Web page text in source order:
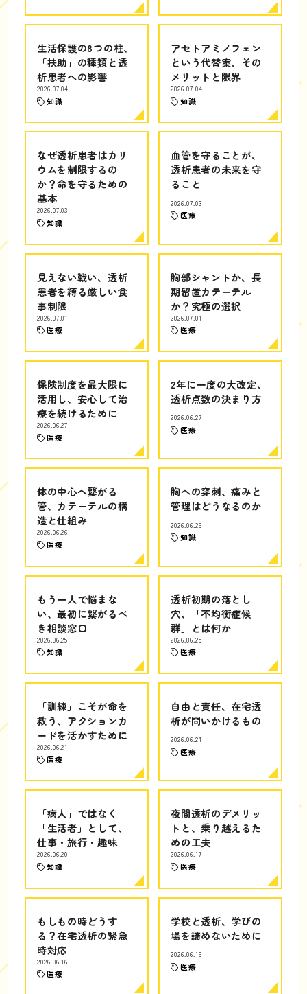
生活保護の8つの柱、
「扶助」の種類と透
析患者への影響
2026.07.04
知識
アセトアミノフェン
という代替案、その
メリットと限界
2026.07.04
知識
なぜ透析患者はカリ
ウムを制限するの
か？命を守るための
基本
2026.07.03
知識
血管を守ることが、
透析患者の未来を守
ること
2026.07.03
医療
見えない戦い、透析
患者を縛る厳しい食
事制限
2026.07.01
医療
胸部シャントか、長
期留置カテーテル
か？究極の選択
2026.07.01
医療
保険制度を最大限に
活用し、安心して治
療を続けるために
2026.06.27
医療
2年に一度の大改定、
透析点数の決まり方
2026.06.27
医療
体の中心へ繋がる
管、カテーテルの構
造と仕組み
2026.06.26
医療
胸への穿刺、痛みと
管理はどうなるのか
2026.06.26
知識
もう一人で悩まな
い、最初に繋がるべ
き相談窓口
2026.06.25
知識
透析初期の落とし
穴、「不均衡症候
群」とは何か
2026.06.25
医療
「訓練」こそが命を
救う、アクションカ
ードを活かすために
2026.06.21
医療
自由と責任、在宅透
析が問いかけるもの
2026.06.21
医療
「病人」ではなく
「生活者」として、
仕事・旅行・趣味
2026.06.20
知識
夜間透析のデメリッ
トと、乗り越えるた
めの工夫
2026.06.17
医療
もしもの時どうす
る？在宅透析の緊急
時対応
2026.06.16
医療
学校と透析、学びの
場を諦めないために
2026.06.16
医療